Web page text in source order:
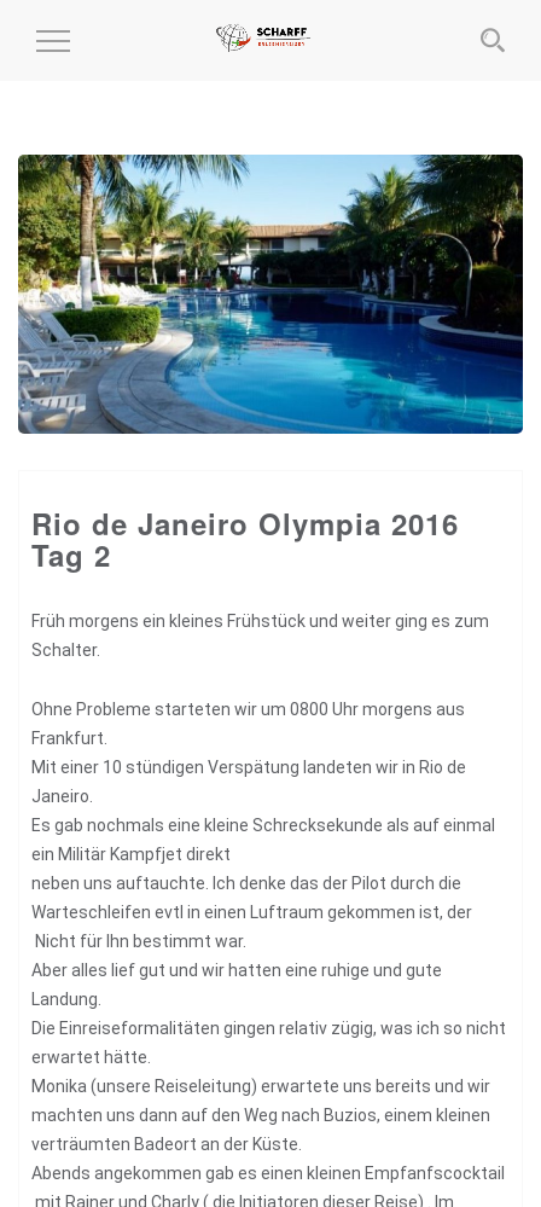
MENÜ
Rio de Janeiro Olympia 2016
Tag 2
Früh morgens ein kleines Frühstück und weiter ging es zum
Schalter.
Ohne Probleme starteten wir um 0800 Uhr morgens aus
Frankfurt.
Mit einer 10 stündigen Verspätung landeten wir in Rio de
Janeiro.
Es gab nochmals eine kleine Schrecksekunde als auf einmal
ein Militär Kampfjet direkt
neben uns auftauchte. Ich denke das der Pilot durch die
Warteschleifen evtl in einen Luftraum gekommen ist, der
Nicht für Ihn bestimmt war.
Aber alles lief gut und wir hatten eine ruhige und gute
Landung.
Die Einreiseformalitäten gingen relativ zügig, was ich so nicht
erwartet hätte.
Monika (unsere Reiseleitung) erwartete uns bereits und wir
machten uns dann auf den Weg nach Buzios, einem kleinen
verträumten Badeort an der Küste.
Abends angekommen gab es einen kleinen Empfanfscocktail
mit Rainer und Charly ( die Initiatoren dieser Reise) . Im